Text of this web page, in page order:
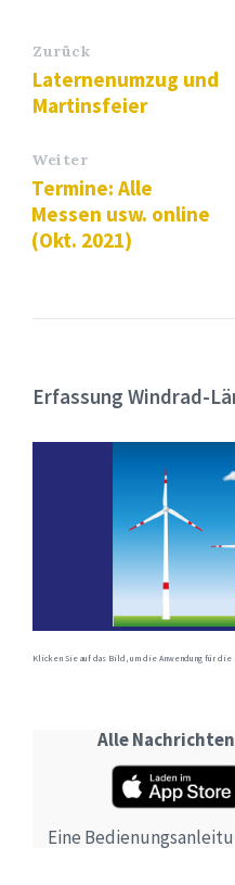
Zurück
Laternenumzug und
Martinsfeier
Weiter
Termine: Alle
Messen usw. online
(Okt. 2021)
Erfassung Windrad-
Klicken Sie auf das Bild, um die Anwendung für die
Alle
Eine